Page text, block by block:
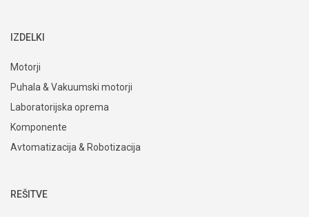
IZDELKI
Motorji
Puhala & Vakuumski motorji
Laboratorijska oprema
Komponente
Avtomatizacija & Robotizacija
REŠITVE